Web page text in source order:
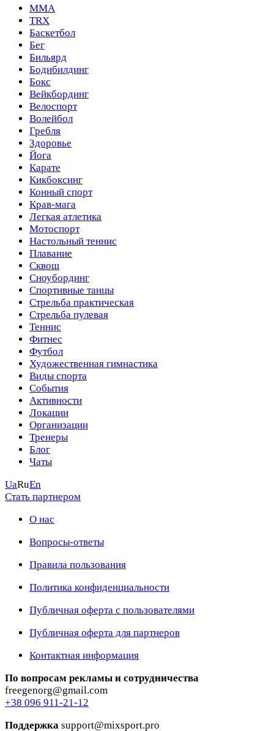
MMA
TRX
Баскетбол
Бег
Бильярд
Бодибилдинг
Бокс
Вейкбординг
Велоспорт
Волейбол
Гребля
Здоровье
Йога
Карате
Кикбоксинг
Конный спорт
Крав-мага
Легкая атлетика
Мотоспорт
Настольный теннис
Плавание
Сквош
Сноубординг
Спортивные танцы
Стрельба практическая
Стрельба пулевая
Теннис
Фитнес
Футбол
Художественная гимнастика
Виды спорта
События
Активности
Локации
Организации
Тренеры
Блог
Чаты
UaRuEn
Стать партнером
О нас
Вопросы-ответы
Правила пользования
Политика конфиденциальности
Публичная оферта с пользователями
Публичная оферта для партнеров
Контактная информация
По вопросам рекламы и сотрудничества
freegenorg@gmail.com
+38 096 911-21-12
Поддержка support@mixsport.pro